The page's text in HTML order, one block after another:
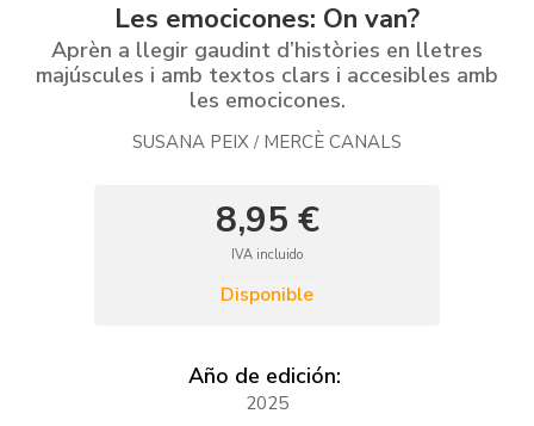
Les emocicones: On van?
Aprèn a llegir gaudint d’històries en lletres
majúscules i amb textos clars i accesibles amb
les emocicones.
SUSANA PEIX / MERCÈ CANALS
8,95 €
IVA incluido
Disponible
Año de edición:
2025